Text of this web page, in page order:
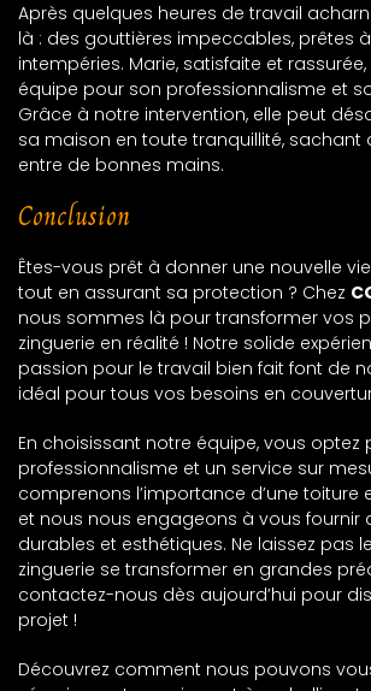
Après quelques heures de travail
là : des gouttières impeccables, prêtes
intempéries. Marie, satisfaite et
équipe pour son professionnalisme et
Grâce à notre intervention, elle peut
sa maison en toute tranquillité, sachant
entre de bonnes mains.
Conclusion
Êtes-vous prêt à donner une nouvelle
tout en assurant sa protection ? Chez
nous sommes là pour transformer vos
zinguerie en réalité ! Notre solide
passion pour le travail bien fait font de
idéal pour tous vos besoins en
En choisissant notre équipe, vous optez
professionnalisme et un service sur
comprenons l’importance d’une toiture
et nous nous engageons à vous fournir
durables et esthétiques. Ne laissez pas
zinguerie se transformer en grandes
contactez-nous dès aujourd’hui pour
projet !
Découvrez comment nous pouvons